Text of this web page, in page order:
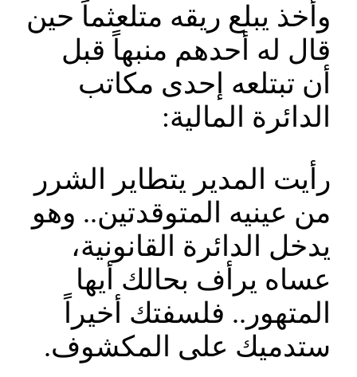
وأخذ يبلع ريقه متلعثماً حين
قال له أحدهم منبهاً قبل
أن تبتلعه إحدى مكاتب
الدائرة المالية:
رأيت المدير يتطاير الشرر
من عينيه المتوقدتين.. وهو
يدخل الدائرة القانونية،
عساه يرأف بحالك أيها
المتهور.. فلسفتك أخيراً
ستدميك على المكشوف.